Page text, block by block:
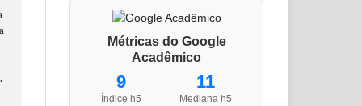
Métricas do Google
Acadêmico
9
Índice h5
11
Mediana h5